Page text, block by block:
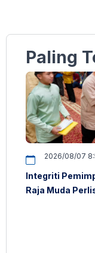
Paling
2026/08/07
Integriti
Raja Muda